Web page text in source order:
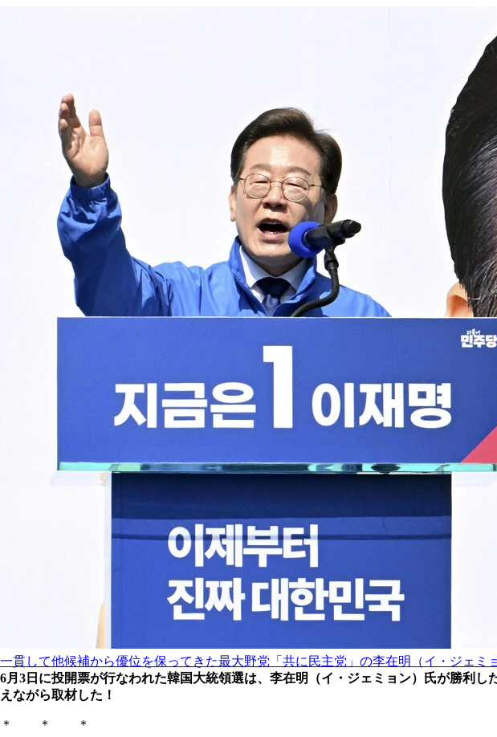
一貫して他候補から優位を保ってきた最大野党「共に民主党」の李在明（イ・ジェミ
6月3日に投開票が行なわれた韓国大統領選は、李在明（イ・ジェミョン）氏が勝利
えながら取材した！
＊ ＊ ＊